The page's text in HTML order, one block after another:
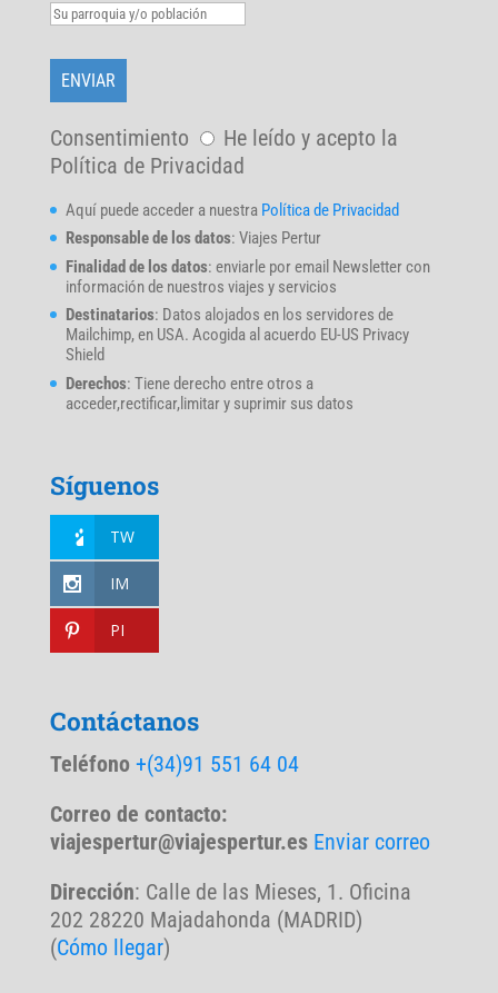
Consentimiento
He leído y acepto la
Política de Privacidad
Aquí puede acceder a nuestra Política de Privacidad
Responsable de los datos: Viajes Pertur
Finalidad de los datos: enviarle por email Newsletter con
información de nuestros viajes y servicios
Destinatarios: Datos alojados en los servidores de
Mailchimp, en USA. Acogida al acuerdo EU-US Privacy
Shield
Derechos: Tiene derecho entre otros a
acceder,rectificar,limitar y suprimir sus datos
Síguenos
TW
IM
PI
Contáctanos
Teléfono +(34)91 551 64 04
Correo de contacto:
viajespertur@viajespertur.es Enviar correo
Dirección: Calle de las Mieses, 1. Oficina
202 28220 Majadahonda (MADRID)
(Cómo llegar)